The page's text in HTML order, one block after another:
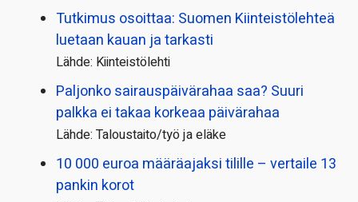
Tutkimus osoittaa: Suomen Kiinteistölehteä
luetaan kauan ja tarkasti
Lähde: Kiinteistölehti
Paljonko sairauspäivä­rahaa saa? Suuri
palkka ei takaa korkeaa päivärahaa
Lähde: Taloustaito/työ ja eläke
10 000 euroa määräajaksi tilille – vertaile 13
pankin korot